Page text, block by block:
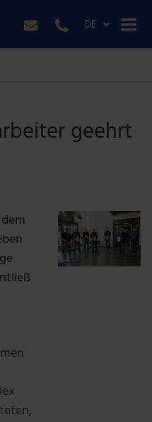
DE
geehrt